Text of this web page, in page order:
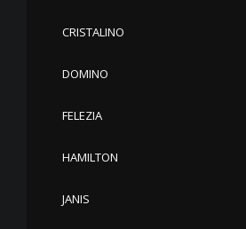
CRISTALINO
DOMINO
FELEZIA
HAMILTON
JANIS